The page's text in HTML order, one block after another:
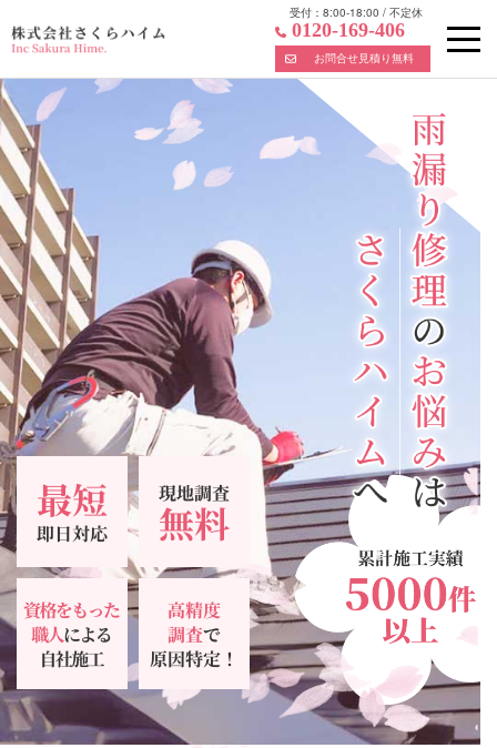
Skip
to
content
受付： 8:00-18:00 / 不定休
0120-169-406
お問合せ見積り無料